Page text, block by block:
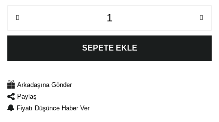
SEPETE EKLE
Arkadaşına Gönder
Paylaş
Fiyatı Düşünce Haber Ver